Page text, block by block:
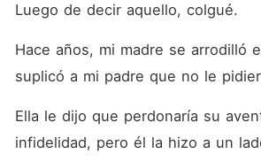
Luego de decir aquello, colgué.
Hace años, mi madre se arrodilló
suplicó a mi padre que no le
Ella le dijo que perdonaría su
infidelidad, pero él la hizo a un